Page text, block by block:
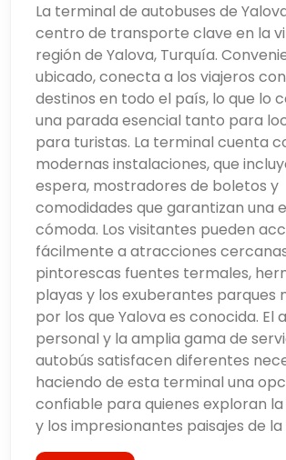
La terminal de autobuses de
centro de transporte clave en la
región de Yalova, Turquía.
ubicado, conecta a los viajeros
destinos en todo el país, lo que lo
una parada esencial tanto para
para turistas. La terminal cuenta
modernas instalaciones, que
espera, mostradores de boletos y
comodidades que garantizan una
cómoda. Los visitantes pueden
fácilmente a atracciones
pintorescas fuentes termales,
playas y los exuberantes parques
por los que Yalova es conocida. El
personal y la amplia gama de
autobús satisfacen diferentes
haciendo de esta terminal una
confiable para quienes exploran
y los impresionantes paisajes de la